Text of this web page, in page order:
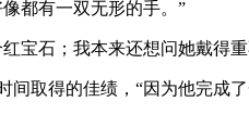
都有一双无形的手。”
宝石；我本来还想问她戴得
取得的佳绩，“因为他完成